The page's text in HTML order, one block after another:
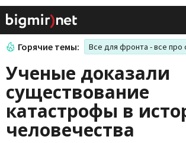
Горячие темы: Все для фронта - все про
Ученые доказали
существование
катастрофы в
человечества